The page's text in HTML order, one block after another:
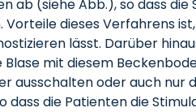
ab (siehe Abb.), so dass
dieses Verfahrens
lässt. Darüber
mit diesem
oder auch nur
die Patienten die